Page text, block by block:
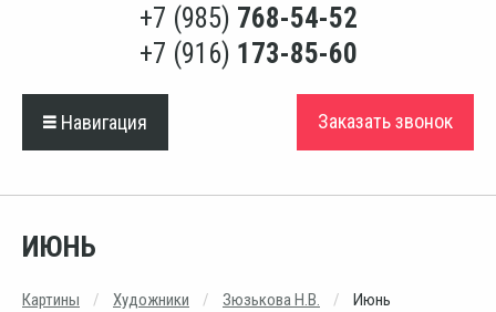
+7 (985) 768-54-52
+7 (916) 173-85-60
Навигация Заказать звонок
ИЮНЬ
Картины Художники Зюзькова Н.В. Июнь